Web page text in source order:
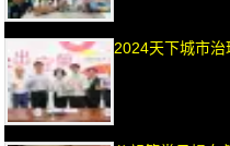
2024天下城市